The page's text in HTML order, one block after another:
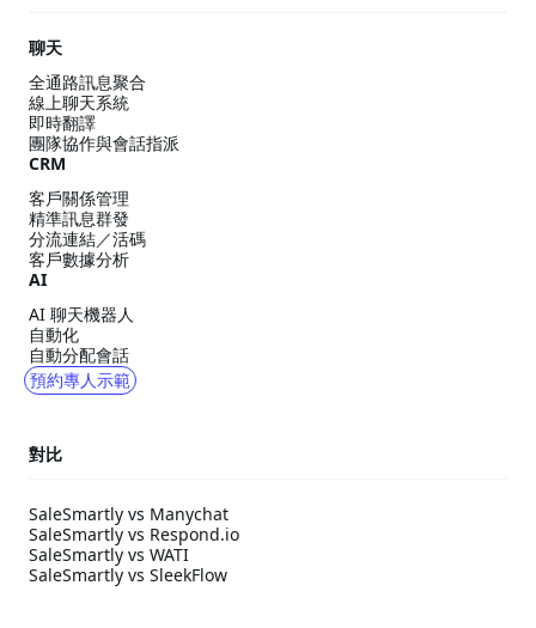
聊天
全通路訊息聚合
線上聊天系統
即時翻譯
團隊協作與會話指派
CRM
客戶關係管理
精準訊息群發
分流連結／活碼
客戶數據分析
AI
AI 聊天機器人
自動化
自動分配會話
預約專人示範
對比
SaleSmartly vs Manychat
SaleSmartly vs Respond.io
SaleSmartly vs WATI
SaleSmartly vs SleekFlow